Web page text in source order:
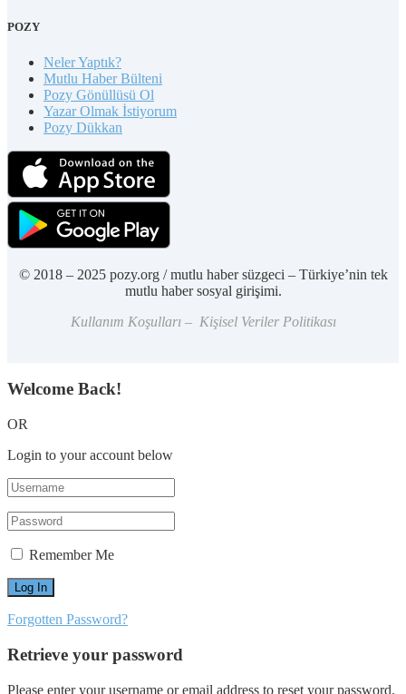
POZY
Neler Yaptık?
Mutlu Haber Bülteni
Pozy Gönüllüsü Ol
Yazar Olmak İstiyorum
Pozy Dükkan
© 2018 – 2025 pozy.org / mutlu haber süzgeci – Türkiye’nin tek
mutlu haber sosyal girişimi.
Kullanım Koşulları – Kişisel Veriler Politikası
Welcome Back!
OR
Login to your account below
Remember Me
Forgotten Password?
Retrieve your password
Please enter your username or email address to reset your password.